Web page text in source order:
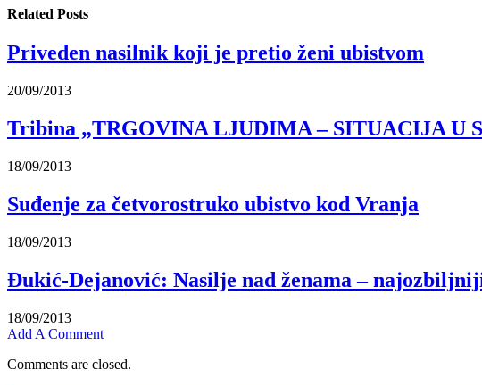
Related Posts
Priveden nasilnik koji je pretio ženi ubistvom
20/09/2013
Tribina „TRGOVINA LJUDIMA – SITUACIJA U
18/09/2013
Suđenje za četvorostruko ubistvo kod Vranja
18/09/2013
Đukić-Dejanović: Nasilje nad ženama –
18/09/2013
Add A Comment
Comments are closed.